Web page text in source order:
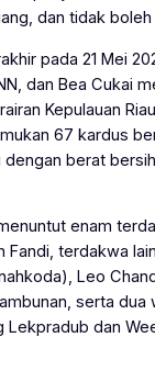
dan tidak boleh
pada 21 Mei
dan Bea Cukai
Kepulauan
67 kardus
berat
enam
Fandi, terdakwa
Leo
serta dua
Lekpradub dan